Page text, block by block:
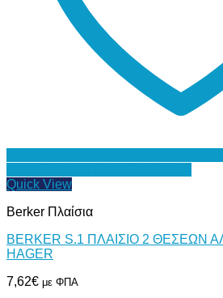
Quick View
Berker Πλαίσια
BERKER S.1 ΠΛΑΙΣΙΟ 2 ΘΕΣΕΩΝ
HAGER
7,62€ με ΦΠΑ